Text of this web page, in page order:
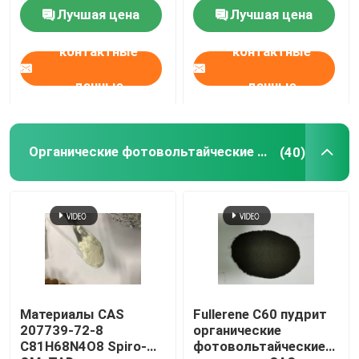
Лучшая цена
контактные
данные
Лучшая цена
контактные
данные
Органические фотовольтайческие материалы (40)
Материалы CAS
207739-72-8
C81H68N4O8 Spiro-
Fullerene C60 пудрит
органические
фотовольтайческие